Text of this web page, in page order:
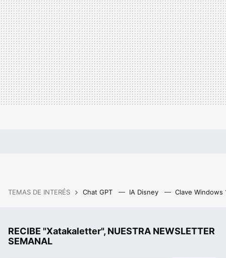
TEMAS DE INTERÉS Chat GPT IA Disney Clave Windows
RECIBE "Xatakaletter", NUESTRA NEWSLETTER
SEMANAL